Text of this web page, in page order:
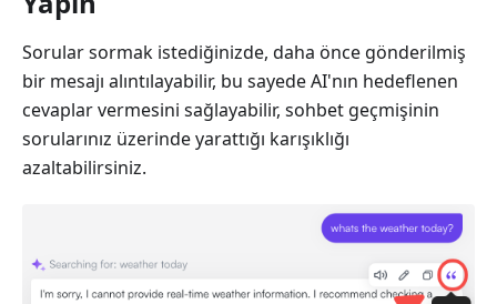
Sorular sormak istediğinizde, daha önce gönderilmiş
bir mesajı alıntılayabilir, bu sayede AI'nın hedeflenen
cevaplar vermesini sağlayabilir, sohbet geçmişinin
sorularınız üzerinde yarattığı karışıklığı
azaltabilirsiniz.